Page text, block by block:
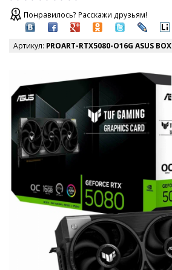
Понравилось? Расскажи друзьям!
Артикул: PROART-RTX5080-O16G ASUS BOX